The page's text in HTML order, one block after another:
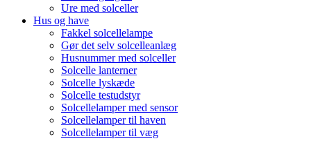
Ure med solceller
Hus og have
Fakkel solcellelampe
Gør det selv solcelleanlæg
Husnummer med solceller
Solcelle lanterner
Solcelle lyskæde
Solcelle testudstyr
Solcellelamper med sensor
Solcellelamper til haven
Solcellelamper til væg